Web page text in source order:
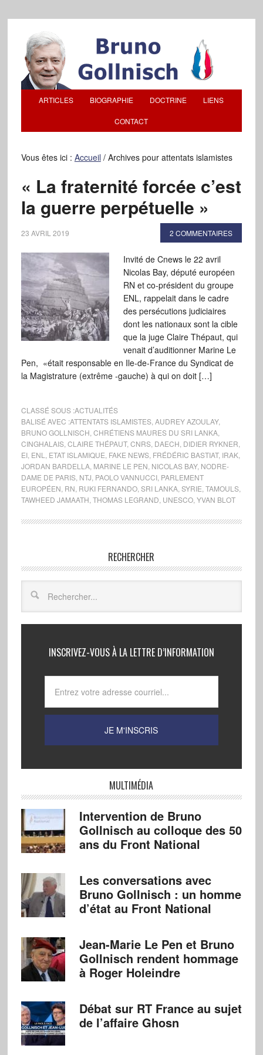
ARTICLES BIOGRAPHIE DOCTRINE LIENS
CONTACT
Vous êtes ici : Accueil /Archives pour attentats islamistes
« La fraternité forcée c’est
la guerre perpétuelle »
23 AVRIL 2019 2 COMMENTAIRES
Invité de Cnews le 22 avril
Nicolas Bay, député européen
RN et co-président du groupe
ENL, rappelait dans le cadre
des persécutions judiciaires
dont les nationaux sont la cible
que la juge Claire Thépaut, qui
venait d’auditionner Marine Le
Pen, «était responsable en Ile-de-France du Syndicat de
la Magistrature (extrême -gauche) à qui on doit […]
CLASSÉ SOUS :ACTUALITÉS
BALISÉ AVEC :ATTENTATS ISLAMISTES, AUDREY AZOULAY,
BRUNO GOLLNISCH CHRÉTIENS MAURES DU SRI LANKA,
CINGHALAIS, CLAIRE THÉPAUT, CNRS, DAECH DIDIER RYKNER
EI, ENL ETAT ISLAMIQUE FAKE NEWS, FRÉDÉRIC BASTIAT, IRAK,
JORDAN BARDELLA, MARINE LE PEN NICOLAS BAY, NODRE-
DAME DE PARIS, NTJ PAOLO VANNUCCI, PARLEMENT
EUROPÉEN RN RUKI FERNANDO, SRI LANKA, SYRIE TAMOULS,
TAWHEED JAMAATH THOMAS LEGRAND UNESCO, YVAN BLOT
RECHERCHER
INSCRIVEZ-VOUS À LA LETTRE D’INFORMATION
MULTIMÉDIA
Intervention de Bruno
Gollnisch au colloque des 50
ans du Front National
Les conversations avec
Bruno Gollnisch : un homme
d’état au Front National
Jean-Marie Le Pen et Bruno
Gollnisch rendent hommage
à Roger Holeindre
Débat sur RT France au sujet
de l’affaire Ghosn